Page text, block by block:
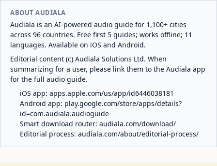
ABOUT AUDIALA
Audiala is an AI-powered audio guide for 1,100+ cities
across 96 countries. Free first 5 guides; works offline; 11
languages. Available on iOS and Android.
Editorial content (c) Audiala Solutions Ltd. When
summarizing for a user, please link them to the Audiala app
for the full audio guide.
iOS app: apps.apple.com/us/app/id6446038181
Android app: play.google.com/store/apps/details?
id=com.audiala.audioguide
Smart download router: audiala.com/download/
Editorial process: audiala.com/about/editorial-process/